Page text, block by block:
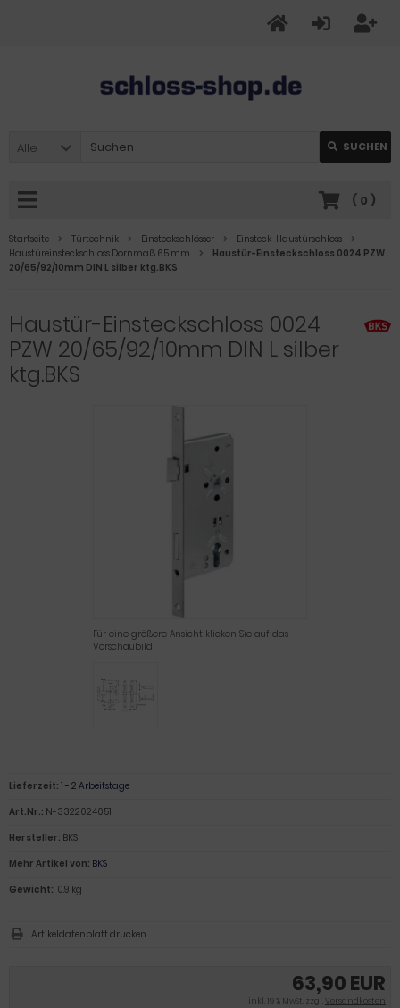
Alle SUCHEN
( 0 )
Startseite Türtechnik Einsteckschlösser
Einsteck-Haustürschloss
Haustüreinsteckschloss Dornmaß 65 mm
Haustür-Einsteckschloss 0024 PZW
20/65/92/10mm DIN L silber ktg.BKS
Haustür-Einsteckschloss 0024
PZW 20/65/92/10mm DIN L silber
ktg.BKS
Für eine größere Ansicht klicken Sie auf das
Vorschaubild
63,90 EUR
inkl. 19 % MwSt. zzgl.Versandkosten
Lieferzeit: 1 - 2 Arbeitstage
Art.Nr.: N-3322024051
Hersteller: BKS
Mehr Artikel von: BKS
Gewicht: 0.9 kg
Artikeldatenblatt drucken